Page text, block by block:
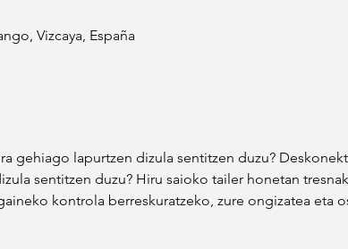
Vizcaya, España
gehiago lapurtzen dizula sentitzen duzu?
sentitzen duzu? Hiru saioko tailer honetan
kontrola berreskuratzeko, zure ongizatea eta